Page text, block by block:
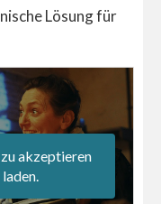
Lösung für
akzeptieren